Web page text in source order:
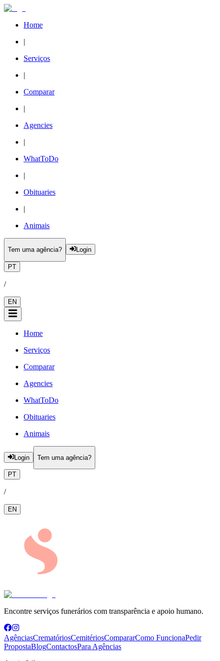
Home
|
Serviços
|
Comparar
|
Agencies
|
WhatToDo
|
Obituaries
|
Animais
Tem uma agência? Login
PT
/
EN
Home
Serviços
Comparar
Agencies
WhatToDo
Obituaries
Animais
Login Tem uma agência?
PT
/
EN
Encontre serviços funerários com transparência e apoio humano.
AgênciasCrematóriosCemitériosCompararComo FuncionaPedir
PropostaBlogContactosPara Agências